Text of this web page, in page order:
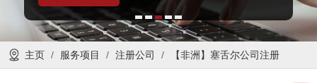
主页 / 服务项目 / 注册公司 / 【非洲】塞舌尔公司注册